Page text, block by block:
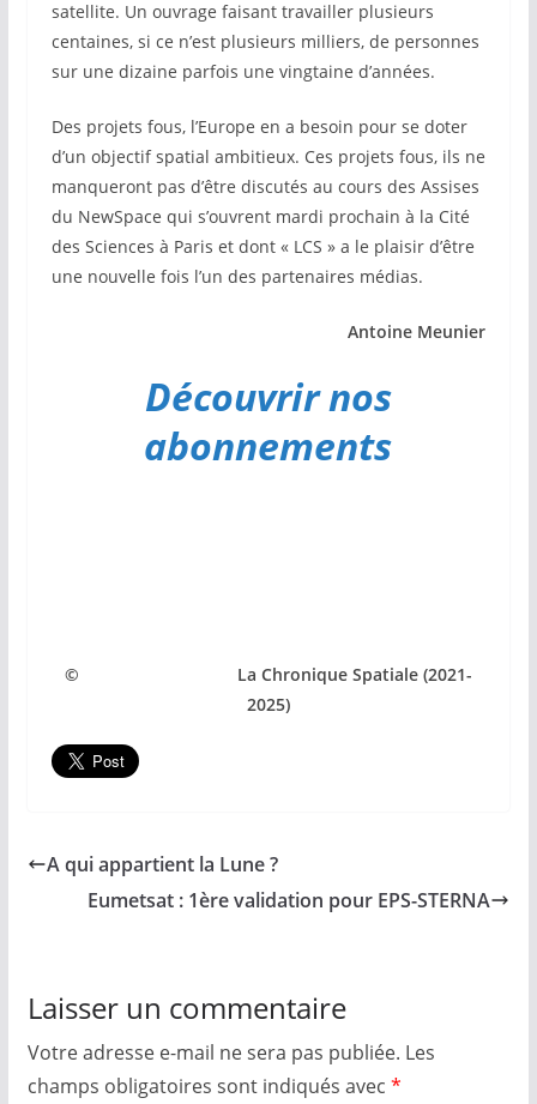
satellite. Un ouvrage faisant travailler plusieurs
centaines, si ce n’est plusieurs milliers, de personnes
sur une dizaine parfois une vingtaine d’années.
Des projets fous, l’Europe en a besoin pour se doter
d’un objectif spatial ambitieux. Ces projets fous, ils ne
manqueront pas d’être discutés au cours des Assises
du NewSpace qui s’ouvrent mardi prochain à la Cité
des Sciences à Paris et dont « LCS » a le plaisir d’être
une nouvelle fois l’un des partenaires médias.
Antoine Meunier
Découvrir nos
abonnements
© La Chronique Spatiale (2021-
2025)
A qui appartient la Lune ?
Eumetsat : 1ère validation pour EPS-STERNA
Laisser un commentaire
Votre adresse e-mail ne sera pas publiée. Les
champs obligatoires sont indiqués avec *